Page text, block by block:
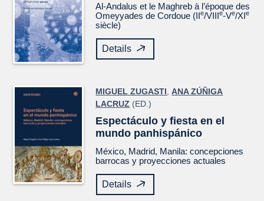
Al-Andalus et le Maghreb à l’époque des
Omeyyades de Cordoue (IIe/VIIIe-Ve/XIe
siècle)
Details
MIGUEL ZUGASTI ,ANA ZÚÑIGA
LACRUZ (ED.)
Espectáculo y fiesta en el
mundo panhispánico
México, Madrid, Manila: concepciones
barrocas y proyecciones actuales
Details